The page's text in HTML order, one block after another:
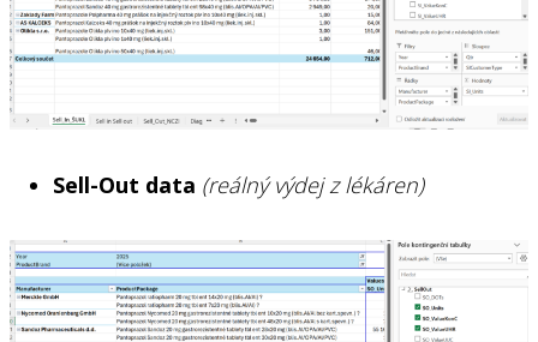
Sell-Out data (reálný výdej z lékáren)